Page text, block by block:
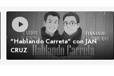
"Hablando Carreta" con JAN
CRUZ